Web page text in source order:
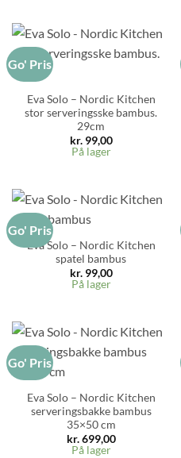
Go' Pris
Eva Solo – Nordic Kitchen
stor serveringsske bambus.
29cm
kr.99,00
På lager
Go' Pris
Eva Solo – Nordic Kitchen
spatel bambus
kr.99,00
På lager
Go' Pris
Eva Solo – Nordic Kitchen
serveringsbakke bambus
35×50 cm
kr.699,00
På lager